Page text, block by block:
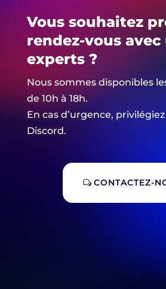
Vous souhaitez
rendez-vous avec
experts ?
Nous sommes disponibles
de 10h à 18h.
En cas d’urgence,
Discord.
CONTACTEZ-